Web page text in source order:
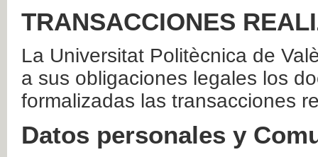
TRANSACCIONES
La Universitat Politècnica de
a sus obligaciones legales los
formalizadas las transacciones
Datos personales y